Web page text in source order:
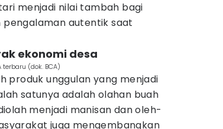
menjadi nilai tambah bagi
autentik saat
ekonomi desa
(dok. BCA)
produk unggulan yang menjadi
satunya adalah olahan buah
menjadi manisan dan oleh-
juga mengembangkan